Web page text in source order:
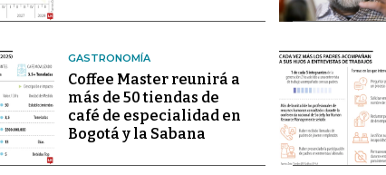
GASTRONOMÍA
Coffee Master reunirá a
más de 50 tiendas de
café de especialidad en
Bogotá y la Sabana